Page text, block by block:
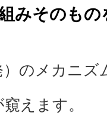
みそのも
）のメカニ
えます。